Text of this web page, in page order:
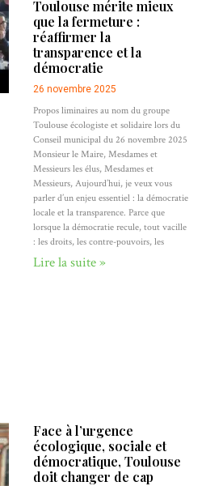
Toulouse mérite mieux
que la fermeture :
réaffirmer la
transparence et la
démocratie
26 novembre 2025
Propos liminaires au nom du groupe
Toulouse écologiste et solidaire lors du
Conseil municipal du 26 novembre 2025
Monsieur le Maire, Mesdames et
Messieurs les élus, Mesdames et
Messieurs, Aujourd’hui, je veux vous
parler d’un enjeu essentiel : la démocratie
locale et la transparence. Parce que
lorsque la démocratie recule, tout vacille
: les droits, les contre-pouvoirs, les
Lire la suite »
Face à l’urgence
écologique, sociale et
démocratique, Toulouse
doit changer de cap